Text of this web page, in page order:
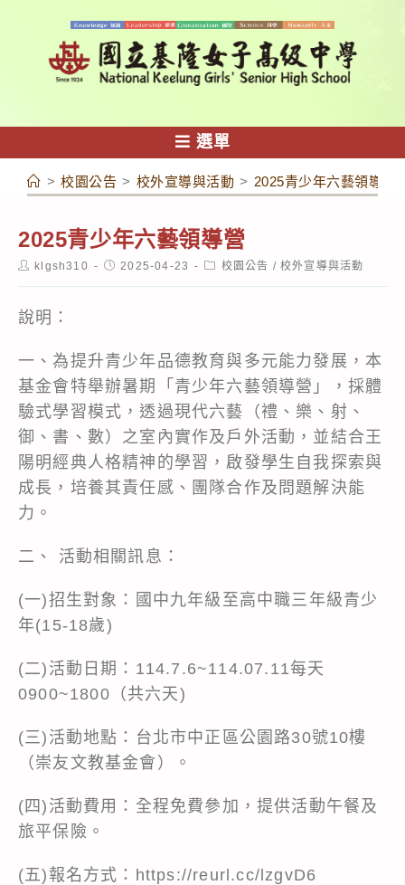
容
選單
> 校園公告 > 校外宣導與活動 > 2025青少年六藝領導營
2025青少年六藝領導營
Postklgsh310
Post2025-04-23
Post校園公告 / 校外宣導與活動
說明：
一、為提升青少年品德教育與多元能力發展，本
基金會特舉辦暑期「青少年六藝領導營」，採體
驗式學習模式，透過現代六藝（禮、樂、射、
御、書、數）之室內實作及戶外活動，並結合王
陽明經典人格精神的學習，啟發學生自我探索與
成長，培養其責任感、團隊合作及問題解決能
力。
二、 活動相關訊息：
(一)招生對象：國中九年級至高中職三年級青少
年(15-18歲)
(二)活動日期：114.7.6~114.07.11每天
0900~1800（共六天)
(三)活動地點：台北市中正區公園路30號10樓
（崇友文教基金會）。
(四)活動費用：全程免費參加，提供活動午餐及
旅平保險。
(五)報名方式： https://reurl.cc/lzgvD6